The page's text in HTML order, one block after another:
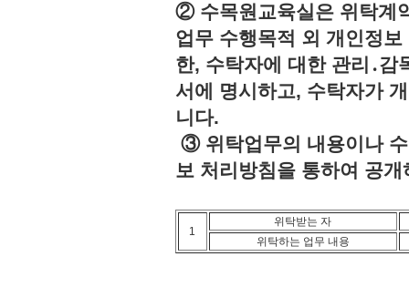
② 수목원교육실은 위탁계
업무 수행목적 외 개인정
한, 수탁자에 대한 관리․감
서에 명시하고, 수탁자가
니다.
③ 위탁업무의 내용이나
보 처리방침을 통하여 공
1
위탁받는 자
위탁하는 업무 내용